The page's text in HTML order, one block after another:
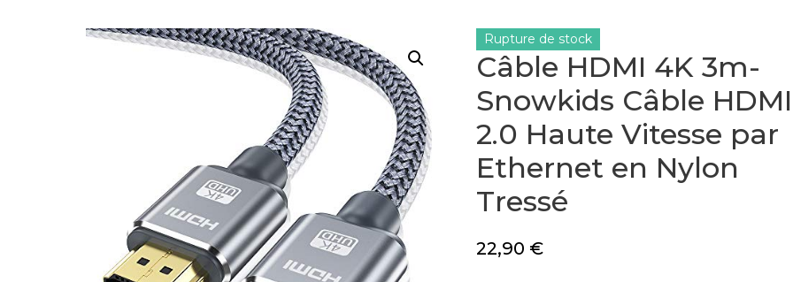
Câble HDMI 4K 3m-
Snowkids Câble HDMI
2.0 Haute Vitesse par
Ethernet en Nylon
Tressé
22,90 €
Rupture de stock